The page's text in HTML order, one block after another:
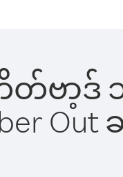
ကိတ်ဗာ့
Out